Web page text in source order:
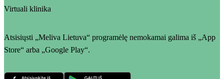
Virtuali klinika
Atsisiųsti „Meliva Lietuva“ programėlę nemokamai galima iš „App
Store“ arba „Google Play“.